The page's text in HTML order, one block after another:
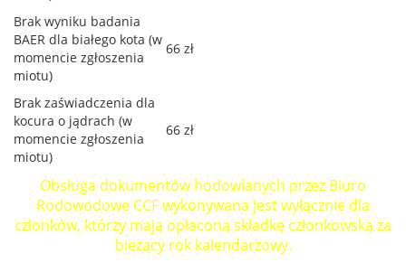
Brak wyniku badania
BAER dla białego kota (w
momencie zgłoszenia
miotu)
66 zł
Brak zaświadczenia dla
kocura o jądrach (w
momencie zgłoszenia
miotu)
66 zł
Obsługa dokumentów hodowlanych przez Biuro
Rodowodowe CCF wykonywana jest wyłącznie dla
członków, którzy mają opłaconą składkę członkowską za
bieżący rok kalendarzowy.